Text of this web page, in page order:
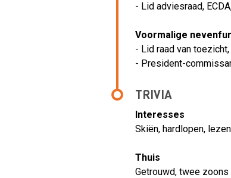
- Lid adviesraad,
Voormalige
- Lid raad van
- President-
TRIVIA
Interesses
Skiën, hardlopen, lezen
Thuis
Getrouwd, twee zoons